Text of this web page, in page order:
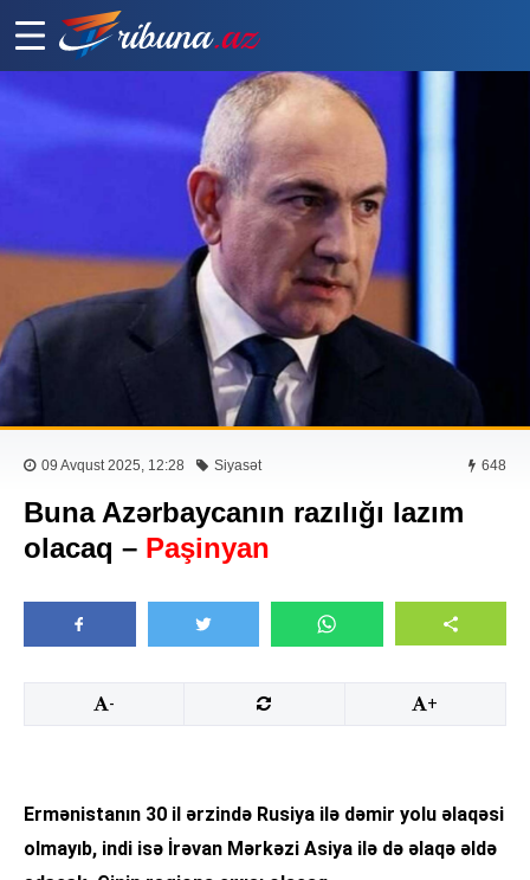
09 Avqust 2025, 12:28 Siyasət 648
Buna Azərbaycanın razılığı lazım
olacaq – Paşinyan
- +
Ermənistanın 30 il ərzində Rusiya ilə dəmir yolu əlaqəsi
olmayıb, indi isə İrəvan Mərkəzi Asiya ilə də əlaqə əldə